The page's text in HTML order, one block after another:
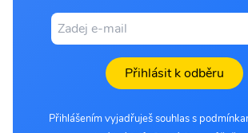
Přihlásit k odběru
Přihlášením vyjadřuješ souhlas s